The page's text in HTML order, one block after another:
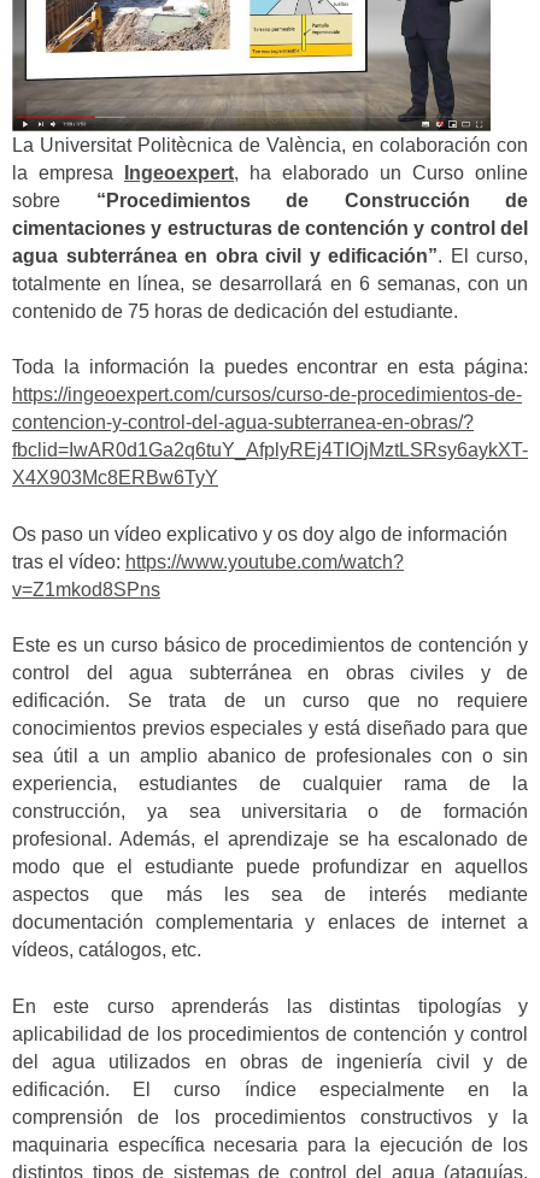
La Universitat Politècnica de València, en colaboración con
la empresa
Ingeoexpert, ha elaborado un Curso online
sobre “Procedimientos de Construcción de
cimentaciones y estructuras de contención y control del
agua subterránea en obra civil y edificación”. El curso,
totalmente en línea, se desarrollará en 6 semanas, con un
contenido de 75 horas de dedicación del estudiante.
Toda la información la puedes encontrar en esta página:
https://ingeoexpert.com/cursos/curso-de-procedimientos-de-
contencion-y-control-del-agua-subterranea-en-obras/?
fbclid=IwAR0d1Ga2q6tuY_AfplyREj4TIOjMztLSRsy6aykXT-
X4X903Mc8ERBw6TyY
Os paso un vídeo explicativo y os doy algo de información
tras el vídeo: https://www.youtube.com/watch?
v=Z1mkod8SPns
Este es un curso básico de procedimientos de contención y
control del agua subterránea en obras civiles y de
edificación. Se trata de un curso que no requiere
conocimientos previos especiales y está diseñado para que
sea útil a un amplio abanico de profesionales con o sin
experiencia, estudiantes de cualquier rama de la
construcción, ya sea universitaria o de formación
profesional. Además, el aprendizaje se ha escalonado de
modo que el estudiante puede profundizar en aquellos
aspectos que más les sea de interés mediante
documentación complementaria y enlaces de internet a
vídeos, catálogos, etc.
En este curso aprenderás las distintas tipologías y
aplicabilidad de los procedimientos de contención y control
del agua utilizados en obras de ingeniería civil y de
edificación. El curso índice especialmente en la
comprensión de los procedimientos constructivos y la
maquinaria específica necesaria para la ejecución de los
distintos tipos de sistemas de control del agua (ataguías,